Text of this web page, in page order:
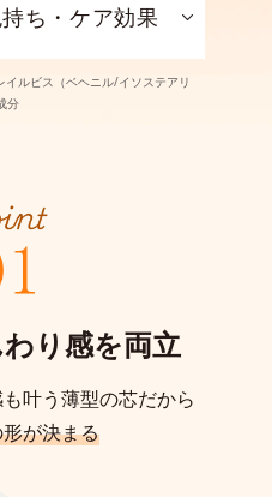
ち・ケア効果
ルビス（ベヘニル/イソステアリ
分
り感を両立
叶う薄型の芯だから
が決まる